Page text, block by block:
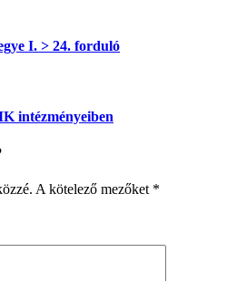
I. > 24. forduló
intézményeiben
A kötelező mezőket *